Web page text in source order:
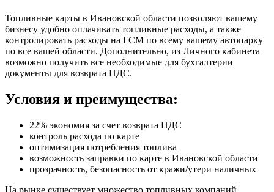
Топливные карты в Ивановской области позволяют вашему
бизнесу удобно оплачивать топливные расходы, а также
контролировать расходы на ГСМ по всему вашему автопарку
по все вашей области. Дополнительно, из Личного кабинета
возможно получить все необходимые для бухгалтерии
документы для возврата НДС.
Условия и преимущества:
22% экономия за счет возврата НДС
контроль расхода по карте
оптимизация потребления топлива
возможность заправки по карте в Ивановской области
прозрачность, безопасность от кражи/утери наличных
На рынке существует множество топливных компаний,